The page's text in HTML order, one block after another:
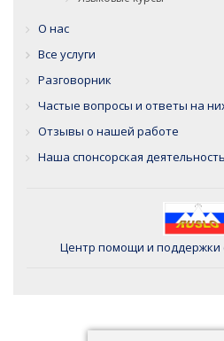
О нас
Все услуги
Разговорник
Частые вопросы и ответы на
Отзывы о нашей работе
Наша спонсорская деятельность
Центр помощи и поддержки